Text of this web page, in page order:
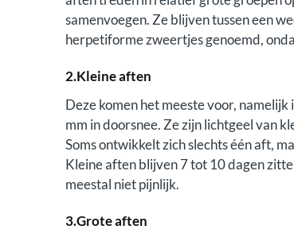
samenvoegen. Ze blijven tussen een
herpetiforme zweertjes genoemd,
2.Kleine aften
Deze komen het meeste voor,
mm in doorsnee. Ze zijn lichtgeel van
Soms ontwikkelt zich slechts één aft,
Kleine aften blijven 7 tot 10 dagen
meestal niet pijnlijk.
3.Grote aften